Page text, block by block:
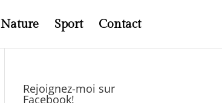
Nature Sport Contact
Rejoignez-moi sur
Facebook!